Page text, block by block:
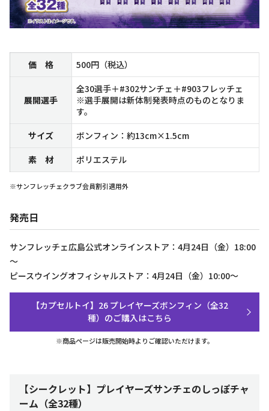
価 格 500円（税込）
展開選手
全30選手＋#302サンチェ＋#903フレッチェ
※選手展開は新体制発表時点のものとなりま
す。
サイズ
ボンフィン：約13cm×1.5cm
素 材
ポリエステル
※サンフレッチェクラブ会員割引適用外
発売日
サンフレッチェ広島公式オンラインストア：4月24日（金）18:00
～
ピースウイングオフィシャルストア：4月24日（金）10:00～
【カプセルトイ】26 プレイヤーズボンフィン（全32
種）のご購入はこちら
※商品ページは販売開始時よりご確認いただけます。
【シークレット】プレイヤーズサンチェのしっぽチャ
ーム（全32種）